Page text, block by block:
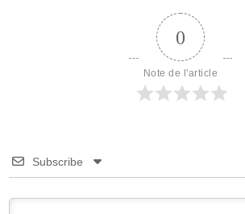
0
Note de l'article
Subscribe